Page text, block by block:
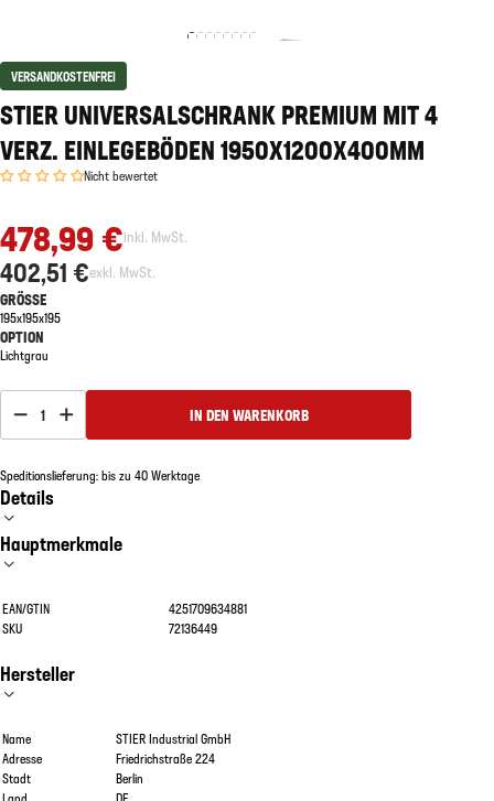
VERSANDKOSTENFREI
STIER UNIVERSALSCHRANK PREMIUM MIT 4
VERZ. EINLEGEBÖDEN 1950X1200X400MM
Nicht bewertet
478,99 €inkl. MwSt.
402,51 €exkl. MwSt.
GRÖSSE
195x195x195
OPTION
Lichtgrau
1 IN DEN WARENKORB
Speditionslieferung: bis zu 40 Werktage
Details
Hauptmerkmale
EAN/GTIN
4251709634881
SKU
72136449
Hersteller
Name
STIER Industrial GmbH
Adresse
Friedrichstraße 224
Stadt
Berlin